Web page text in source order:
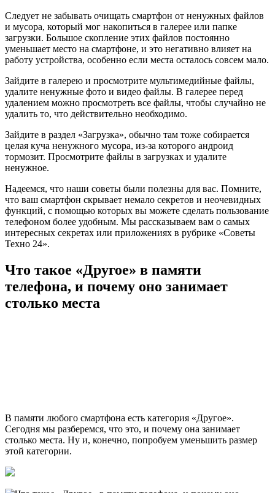
Следует не забывать очищать смартфон от ненужных файлов
и мусора, который мог накопиться в галерее или папке
загрузки. Большое скопление этих файлов постоянно
уменьшает место на смартфоне, и это негативно влияет на
работу устройства, особенно если места осталось совсем мало.
Зайдите в галерею и просмотрите мультимедийные файлы,
удалите ненужные фото и видео файлы. В галерее перед
удалением можно просмотреть все файлы, чтобы случайно не
удалить то, что действительно необходимо.
Зайдите в раздел «Загрузка», обычно там тоже собирается
целая куча ненужного мусора, из-за которого андроид
тормозит. Просмотрите файлы в загрузках и удалите
ненужное.
Надеемся, что наши советы были полезны для вас. Помните,
что ваш смартфон скрывает немало секретов и неочевидных
функций, с помощью которых вы можете сделать пользование
телефоном более удобным. Мы рассказываем вам о самых
интересных секретах или приложениях в рубрике «Советы
Техно 24».
Что такое «Другое» в памяти
телефона, и почему оно занимает
столько места
Как бы производители ни старались увеличивать объем
памяти своих смартфонов, ее нехватка всегда будет оставаться
извечной головной болью любого пользователя. Конечно,
особенно остро эта проблема стоит у владельцев